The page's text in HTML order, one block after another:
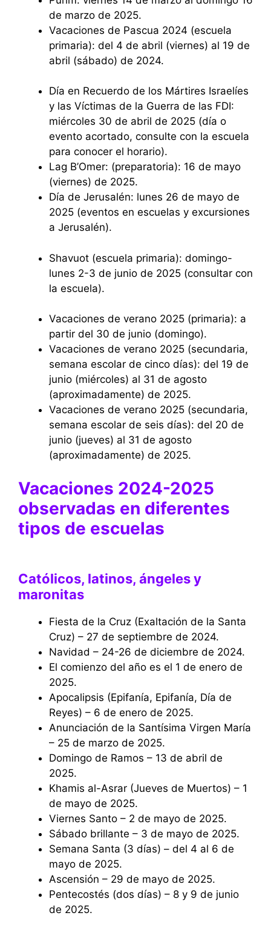
de marzo de 2025.
Vacaciones de Pascua 2024 (escuela
primaria): del 4 de abril (viernes) al 19 de
abril (sábado) de 2024.
Día en Recuerdo de los Mártires Israelíes
y las Víctimas de la Guerra de las FDI:
miércoles 30 de abril de 2025 (día o
evento acortado, consulte con la escuela
para conocer el horario).
Lag B’Omer: (preparatoria): 16 de mayo
(viernes) de 2025.
Día de Jerusalén: lunes 26 de mayo de
2025 (eventos en escuelas y excursiones
a Jerusalén).
Shavuot (escuela primaria): domingo-
lunes 2-3 de junio de 2025 (consultar con
la escuela).
Vacaciones de verano 2025 (primaria): a
partir del 30 de junio (domingo).
Vacaciones de verano 2025 (secundaria,
semana escolar de cinco días): del 19 de
junio (miércoles) al 31 de agosto
(aproximadamente) de 2025.
Vacaciones de verano 2025 (secundaria,
semana escolar de seis días): del 20 de
junio (jueves) al 31 de agosto
(aproximadamente) de 2025.
Vacaciones 2024-2025
observadas en diferentes
tipos de escuelas
Católicos, latinos, ángeles y
maronitas
Fiesta de la Cruz (Exaltación de la Santa
Cruz) – 27 de septiembre de 2024.
Navidad – 24-26 de diciembre de 2024.
El comienzo del año es el 1 de enero de
2025.
Apocalipsis (Epifanía, Epifanía, Día de
Reyes) – 6 de enero de 2025.
Anunciación de la Santísima Virgen María
– 25 de marzo de 2025.
Domingo de Ramos – 13 de abril de
2025.
Khamis al-Asrar (Jueves de Muertos) – 1
de mayo de 2025.
Viernes Santo – 2 de mayo de 2025.
Sábado brillante – 3 de mayo de 2025.
Semana Santa (3 días) – del 4 al 6 de
mayo de 2025.
Ascensión – 29 de mayo de 2025.
Pentecostés (dos días) – 8 y 9 de junio
de 2025.